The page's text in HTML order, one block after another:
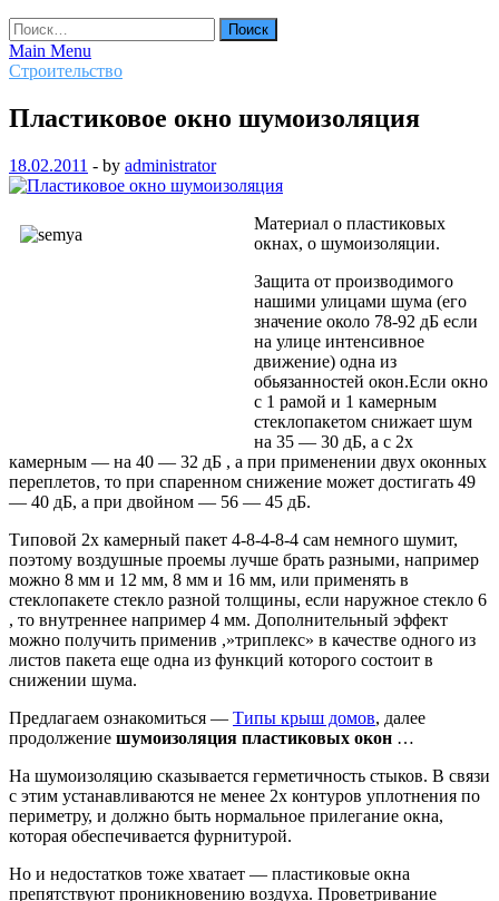
Найти:
Main Menu
Строительство
Пластиковое окно шумоизоляция
18.02.2011 - by administrator
Материал о пластиковых
окнах, о шумоизоляции.
Защита от производимого
нашими улицами шума (его
значение около 78-92 дБ если
на улице интенсивное
движение) одна из
обьязанностей окон.Если окно
с 1 рамой и 1 камерным
стеклопакетом снижает шум
на 35 — 30 дБ, а с 2х
камерным — на 40 — 32 дБ , а при применении двух оконных
переплетов, то при спаренном снижение может достигать 49
— 40 дБ, а при двойном — 56 — 45 дБ.
Типовой 2х камерный пакет 4-8-4-8-4 сам немного шумит,
поэтому воздушные проемы лучше брать разными, например
можно 8 мм и 12 мм, 8 мм и 16 мм, или применять в
стеклопакете стекло разной толщины, если наружное стекло 6
, то внутреннее например 4 мм. Дополнительный эффект
можно получить применив ,»триплекс» в качестве одного из
листов пакета еще одна из функций которого состоит в
снижении шума.
Предлагаем ознакомиться — Типы крыш домов, далее
продолжение шумоизоляция пластиковых окон …
На шумоизоляцию сказывается герметичность стыков. В связи
с этим устанавливаются не менее 2х контуров уплотнения по
периметру, и должно быть нормальное прилегание окна,
которая обеспечивается фурнитурой.
Но и недостатков тоже хватает — пластиковые окна
препятствуют проникновению воздуха. Проветривание